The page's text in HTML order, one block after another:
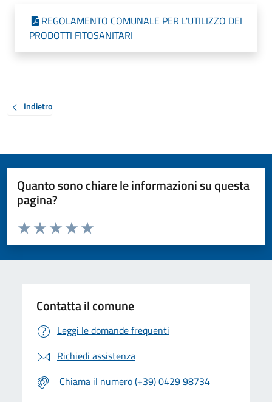
REGOLAMENTO COMUNALE PER L'UTILIZZO DEI
PRODOTTI FITOSANITARI
Indietro
Quanto sono chiare le informazioni su questa
pagina?
Valuta da 1 a 5 stelle la pagina
Valuta 5 stelle su 5
Valuta 4 stelle su 5
Valuta 3 stelle su 5
Valuta 2 stelle su 5
Valuta 1 stelle su 5
Contatta il comune
Leggi le domande frequenti
Richiedi assistenza
Chiama il numero (+39) 0429 98734